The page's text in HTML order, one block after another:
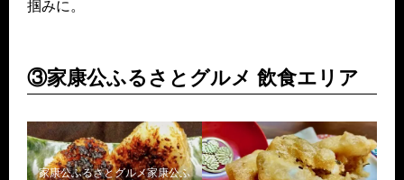
掴みに。
③家康公ふるさとグルメ 飲食エリア
家康公ふるさとグルメ家康公ふ